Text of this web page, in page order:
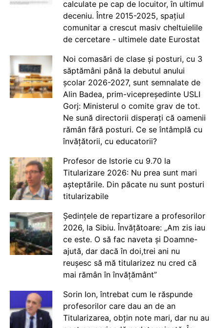
calculate pe cap de locuitor, în ultimul
deceniu. Între 2015-2025, spațiul
comunitar a crescut masiv cheltuielile
de cercetare - ultimele date Eurostat
Noi comasări de clase și posturi, cu 3
săptămâni până la debutul anului
școlar 2026-2027, sunt semnalate de
Alin Badea, prim-vicepreședinte USLI
Gorj: Ministerul o comite grav de tot.
Ne sună directorii disperați că oamenii
rămân fără posturi. Ce se întâmplă cu
învățătorii, cu educatorii?
Profesor de Istorie cu 9.70 la
Titularizare 2026: Nu prea sunt mari
așteptările. Din păcate nu sunt posturi
titularizabile
Ședințele de repartizare a profesorilor
2026, la Sibiu. Învățătoare: „Am zis iau
ce este. O să fac naveta și Doamne-
ajută, dar dacă în doi,trei ani nu
reușesc să mă titularizez nu cred că
mai rămân în învățământ”
Sorin Ion, întrebat cum le răspunde
profesorilor care dau an de an
Titularizarea, obțin note mari, dar nu au